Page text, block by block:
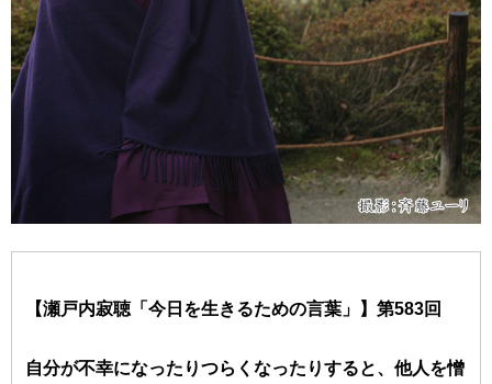
【瀬戸内寂聴「今日を生きるための言葉」】第583回
自分が不幸になったりつらくなったりすると、他人を憎